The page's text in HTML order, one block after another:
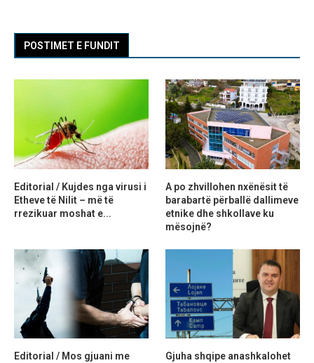
POSTIMET E FUNDIT
Editorial / Kujdes nga virusi i
Etheve të Nilit – më të
rrezikuar moshat e...
A po zhvillohen nxënësit të
barabartë përballë dallimeve
etnike dhe shkollave ku
mësojnë?
Editorial / Mos gjuani me
Gjuha shqipe anashkalohet